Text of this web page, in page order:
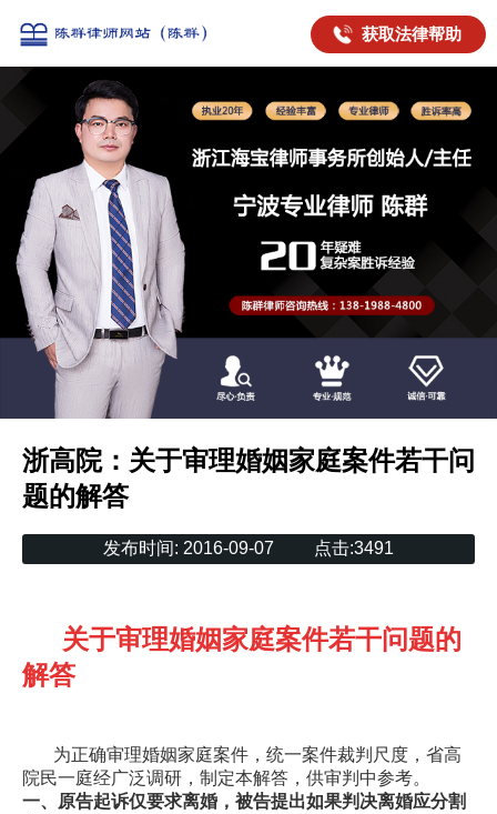
获取法律帮助
浙高院：关于审理婚姻家庭案件若干问
题的解答
发布时间: 2016-09-07 点击:3491
关于审理婚姻家庭案件若干问题的
解答
为正确审理婚姻家庭案件，统一案件裁判尺度，省高
院民一庭经广泛调研，制定本解答，供审判中参考。
一、原告起诉仅要求离婚，被告提出如果判决离婚应分割